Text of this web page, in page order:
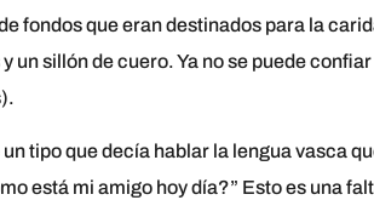
fondos que eran destinados para la
un sillón de cuero. Ya no se puede
tipo que decía hablar la lengua vasca
está mi amigo hoy día?” Esto es una